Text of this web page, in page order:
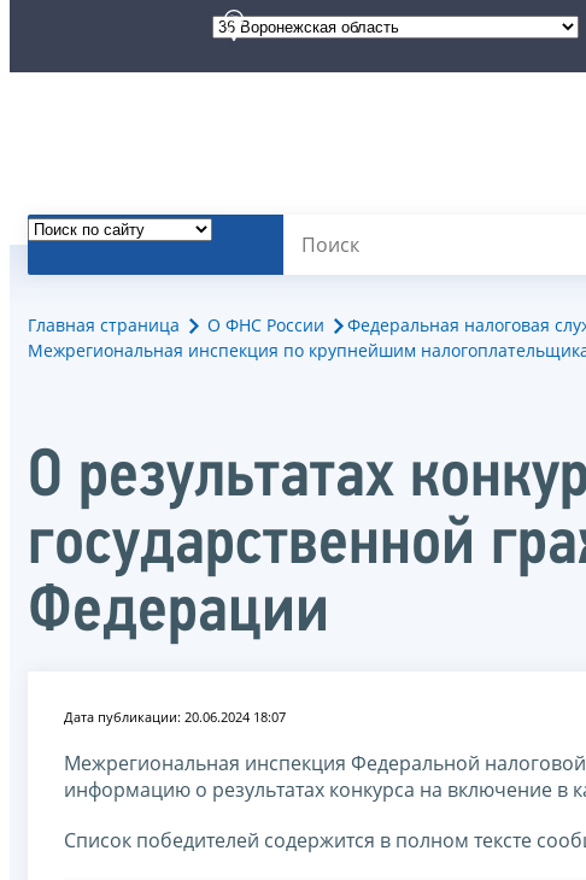
Главная страница О ФНС России Федеральная налоговая
Межрегиональная инспекция по крупнейшим
О результатах
государственной
Федерации
Дата публикации: 20.06.2024 18:07
Межрегиональная инспекция Федеральной
информацию о результатах конкурса на включение в
Список победителей содержится в полном тексте